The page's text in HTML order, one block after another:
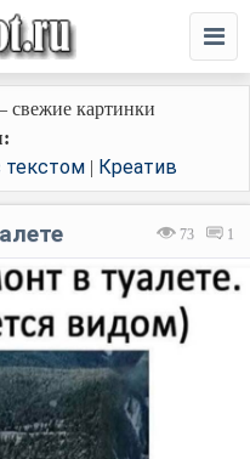
картинки
текстом| Креатив
73 1